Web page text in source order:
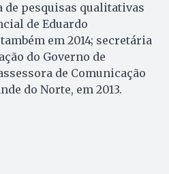
de pesquisas qualitativas
de Eduardo
em 2014; secretária
do Governo de
de Comunicação
do Norte, em 2013.